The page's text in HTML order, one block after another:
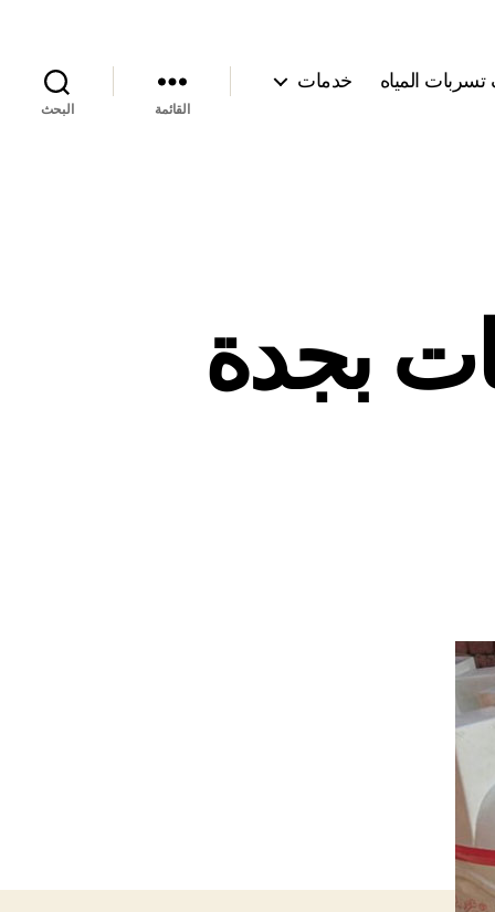
المياه خدمات
القائمة البحث
بجدة